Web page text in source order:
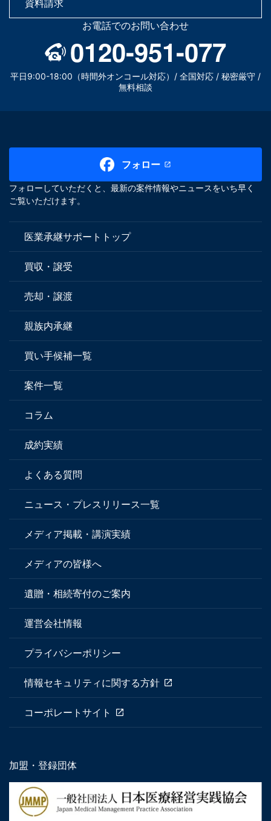
資料請求
お電話でのお問い合わせ
0120-951-077
平日9:00-18:00（時間外オンコール対応）/ 全国対応 / 秘密厳守 /
無料相談
フォロー
フォローしていただくと、最新の案件情報やニュースをいち早く
ご覧いただけます。
医業承継サポートトップ
買収・譲受
売却・譲渡
親族内承継
買い手候補一覧
案件一覧
コラム
成約実績
よくある質問
ニュース・プレスリリース一覧
メディア掲載・講演実績
メディアの皆様へ
遺贈・相続寄付のご案内
運営会社情報
プライバシーポリシー
情報セキュリティに関する方針
コーポレートサイト
加盟・登録団体